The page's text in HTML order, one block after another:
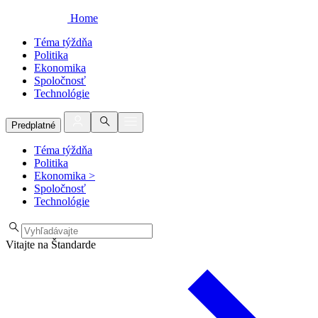
Home
Téma týždňa
Politika
Ekonomika
Spoločnosť
Technológie
Predplatné
Téma týždňa
Politika
Ekonomika >
Spoločnosť
Technológie
Vitajte na Štandarde